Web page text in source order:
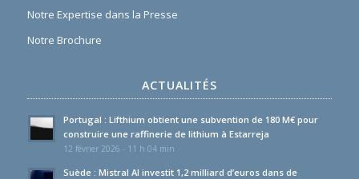
Notre Expertise dans la Presse
Notre Brochure
ACTUALITÉS
Portugal : Lifthium obtient une subvention de 180 M€ pour
construire une raffinerie de lithium à Estarreja
12 février 2026 - 11 h 04 min
Suède : Mistral AI investit 1,2 milliard d’euros dans de